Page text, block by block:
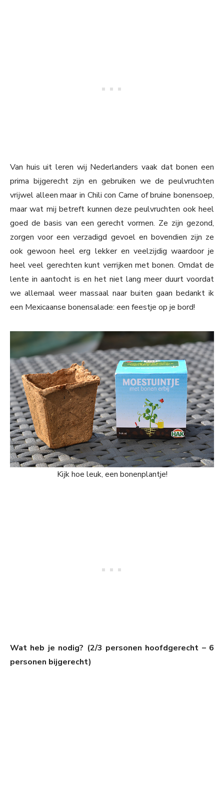
Van huis uit leren wij Nederlanders vaak dat bonen een
prima bijgerecht zijn en gebruiken we de peulvruchten
vrijwel alleen maar in Chili con Carne of bruine bonensoep,
maar wat mij betreft kunnen deze peulvruchten ook heel
goed de basis van een gerecht vormen. Ze zijn gezond,
zorgen voor een verzadigd gevoel en bovendien zijn ze
ook gewoon heel erg lekker en veelzijdig waardoor je
heel veel gerechten kunt verrijken met bonen. Omdat de
lente in aantocht is en het niet lang meer duurt voordat
we allemaal weer massaal naar buiten gaan bedankt ik
een Mexicaanse bonensalade: een feestje op je bord!
Kijk hoe leuk, een bonenplantje!
Wat heb je nodig? (2/3 personen hoofdgerecht – 6
personen bijgerecht)